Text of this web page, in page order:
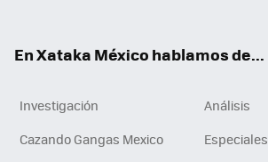
En Xataka México hablamos de...
Investigación
Análisis
Cazando Gangas Mexico
Especiales